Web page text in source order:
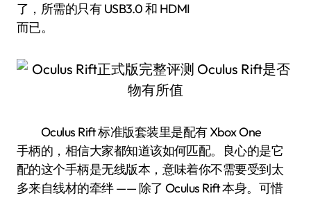
了，所需的只有 USB3.0 和 HDMI
而已。
Oculus Rift 标准版套装里是配有 Xbox One
手柄的，相信大家都知道该如何匹配。良心的是它
配的这个手柄是无线版本，意味着你不需要受到太
多来自线材的牵绊 —— 除了 Oculus Rift 本身。可惜